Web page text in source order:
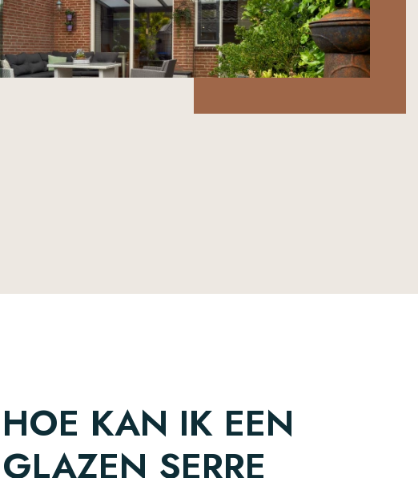
HOE KAN IK EEN
GLAZEN SERRE